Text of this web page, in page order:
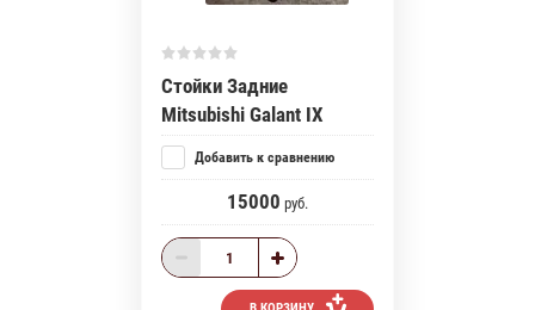
Стойки Задние
Mitsubishi Galant IX
Добавить к сравнению
15000 руб.